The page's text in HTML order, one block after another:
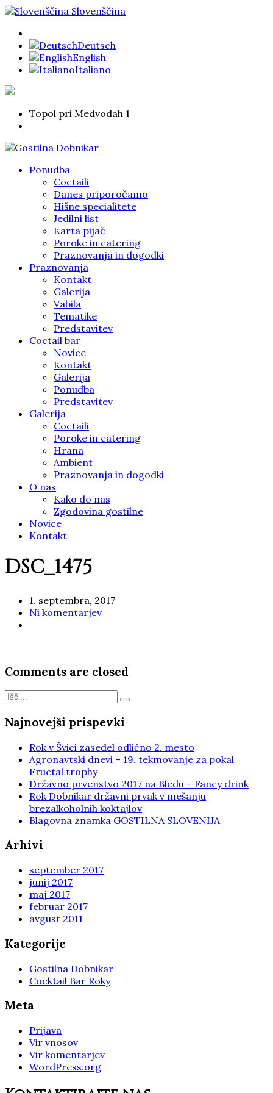
Slovenščina
Deutsch
English
Italiano
Topol pri Medvodah 1
Ponudba
Coctaili
Danes priporočamo
Hišne specialitete
Jedilni list
Karta pijač
Poroke in catering
Praznovanja in dogodki
Praznovanja
Kontakt
Galerija
Vabila
Tematike
Predstavitev
Coctail bar
Novice
Kontakt
Galerija
Ponudba
Predstavitev
Galerija
Coctaili
Poroke in catering
Hrana
Ambient
Praznovanja in dogodki
O nas
Kako do nas
Zgodovina gostilne
Novice
Kontakt
DSC_1475
1. septembra, 2017
Ni komentarjev
Comments are closed
Najnovejši prispevki
Rok v Švici zasedel odlično 2. mesto
Agronavtski dnevi – 19. tekmovanje za pokal
Fructal trophy
Državno prvenstvo 2017 na Bledu – Fancy drink
Rok Dobnikar državni prvak v mešanju
brezalkoholnih koktajlov
Blagovna znamka GOSTILNA SLOVENIJA
Arhivi
september 2017
junij 2017
maj 2017
februar 2017
avgust 2011
Kategorije
Gostilna Dobnikar
Cocktail Bar Roky
Meta
Prijava
Vir vnosov
Vir komentarjev
WordPress.org